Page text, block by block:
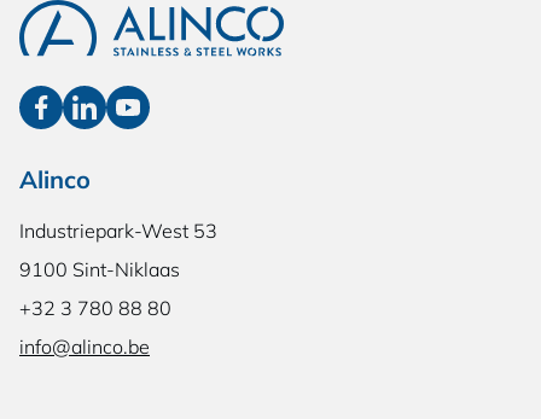
Alinco
Industriepark-West 53
9100 Sint-Niklaas
+32 3 780 88 80
info@alinco.be